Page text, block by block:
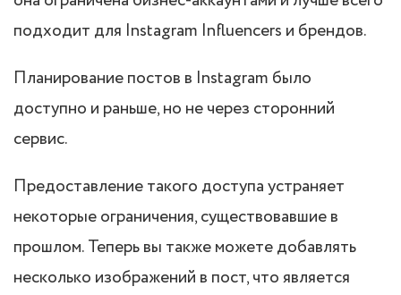
подходит для Instagram Influencers и брендов.
Планирование постов в Instagram было
доступно и раньше, но не через сторонний
сервис.
Предоставление такого доступа устраняет
некоторые ограничения, существовавшие в
прошлом. Теперь вы также можете добавлять
несколько изображений в пост, что является